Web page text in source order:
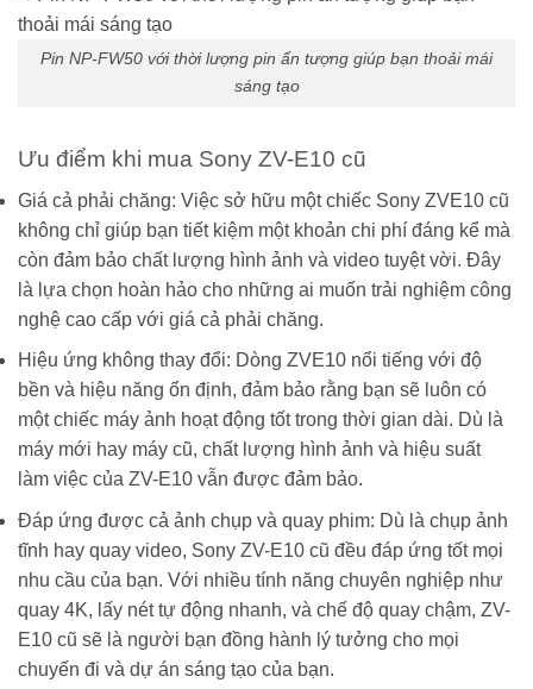
Pin NP-FW50 với thời lượng pin ấn tượng giúp bạn thoải mái
sáng tạo
Ưu điểm khi mua Sony ZV-E10 cũ
Giá cả phải chăng: Việc sở hữu một chiếc Sony ZVE10 cũ
không chỉ giúp bạn tiết kiệm một khoản chi phí đáng kể mà
còn đảm bảo chất lượng hình ảnh và video tuyệt vời. Đây
là lựa chọn hoàn hảo cho những ai muốn trải nghiệm công
nghệ cao cấp với giá cả phải chăng.
Hiệu ứng không thay đổi: Dòng ZVE10 nổi tiếng với độ
bền và hiệu năng ổn định, đảm bảo rằng bạn sẽ luôn có
một chiếc máy ảnh hoạt động tốt trong thời gian dài. Dù là
máy mới hay máy cũ, chất lượng hình ảnh và hiệu suất
làm việc của ZV-E10 vẫn được đảm bảo.
Đáp ứng được cả ảnh chụp và quay phim: Dù là chụp ảnh
tĩnh hay quay video, Sony ZV-E10 cũ đều đáp ứng tốt mọi
nhu cầu của bạn. Với nhiều tính năng chuyên nghiệp như
quay 4K, lấy nét tự động nhanh, và chế độ quay chậm, ZV-
E10 cũ sẽ là người bạn đồng hành lý tưởng cho mọi
chuyến đi và dự án sáng tạo của bạn.